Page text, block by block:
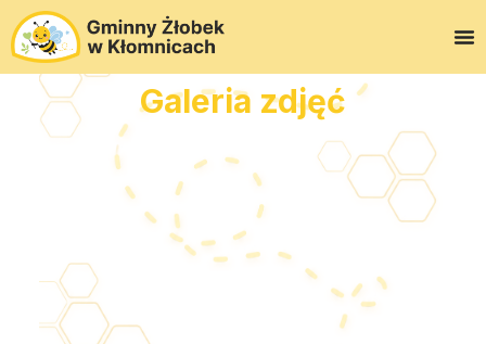
Galeria zdjęć